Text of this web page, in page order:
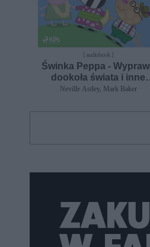
[ audiobook ]
Świnka Peppa -
dookoła świata i inne
historie
Neville Astley, Mark Baker